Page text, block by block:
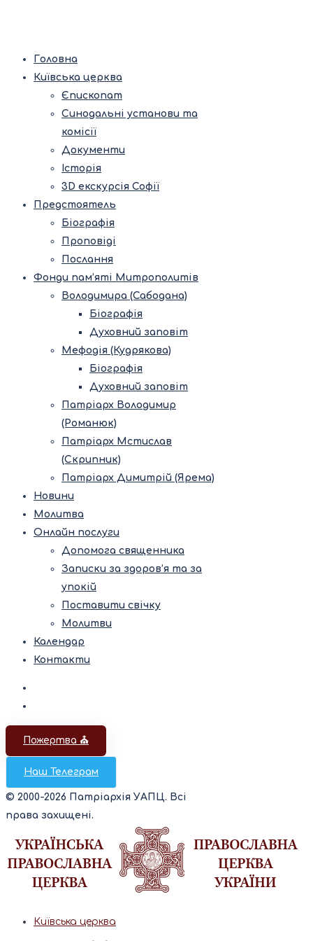
Головна
Київська церква
Єпископат
Синодальні установи та
комісії
Документи
Історія
3D екскурсія Софії
Предстоятель
Біографія
Проповіді
Послання
Фонди пам’яті Митрополитів
Володимира (Сабодана)
Біографія
Духовний заповіт
Мефодія (Кудрякова)
Біографія
Духовний заповіт
Патріарх Володимир
(Романюк)
Патріарх Мстислав
(Скрипник)
Патріарх Димитрій (Ярема)
Новини
Молитва
Онлайн послуги
Допомога священника
Записки за здоров’я та за
упокій
Поставити свічку
Молитви
Календар
Контакти
Пожертва ⛪️
Наш Телеграм
© 2000-2026 Патріархія УАПЦ. Всі
права захищені.
Київська церква